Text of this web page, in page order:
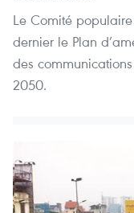
Le Comité
dernier le Plan
des
2050.